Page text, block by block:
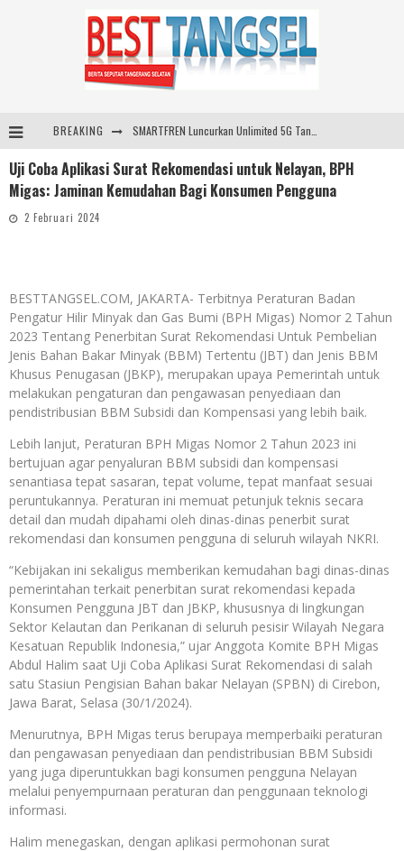
BREAKING
Sinar Mas Land Hadirkan BSD Urbanatura Eco Urban Park, Inisiatif Ruang Terbuka Hijau Inklusif untuk Kota yang Berkelanjutan
Digelar di JIExpo Kemayoran, IndoBeauty Expo 2026 Hadirkan 65 Tenant Kecantikan di 8 Negara
Uji Coba Aplikasi Surat Rekomendasi untuk Nelayan, BPH
Migas: Jaminan Kemudahan Bagi Konsumen Pengguna
2 Februari 2024
BESTTANGSEL.COM, JAKARTA- Terbitnya Peraturan Badan
Pengatur Hilir Minyak dan Gas Bumi (BPH Migas) Nomor 2 Tahun
2023 Tentang Penerbitan Surat Rekomendasi Untuk Pembelian
Jenis Bahan Bakar Minyak (BBM) Tertentu (JBT) dan Jenis BBM
Khusus Penugasan (JBKP), merupakan upaya Pemerintah untuk
melakukan pengaturan dan pengawasan penyediaan dan
pendistribusian BBM Subsidi dan Kompensasi yang lebih baik.
Lebih lanjut, Peraturan BPH Migas Nomor 2 Tahun 2023 ini
bertujuan agar penyaluran BBM subsidi dan kompensasi
senantiasa tepat sasaran, tepat volume, tepat manfaat sesuai
peruntukannya. Peraturan ini memuat petunjuk teknis secara
detail dan mudah dipahami oleh dinas-dinas penerbit surat
rekomendasi dan konsumen pengguna di seluruh wilayah NKRI.
“Kebijakan ini sekaligus memberikan kemudahan bagi dinas-dinas
pemerintahan terkait penerbitan surat rekomendasi kepada
Konsumen Pengguna JBT dan JBKP, khususnya di lingkungan
Sektor Kelautan dan Perikanan di seluruh pesisir Wilayah Negara
Kesatuan Republik Indonesia,” ujar Anggota Komite BPH Migas
Abdul Halim saat Uji Coba Aplikasi Surat Rekomendasi di salah
satu Stasiun Pengisian Bahan bakar Nelayan (SPBN) di Cirebon,
Jawa Barat, Selasa (30/1/2024).
Menurutnya, BPH Migas terus berupaya memperbaiki peraturan
dan pengawasan penyediaan dan pendistribusian BBM Subsidi
yang juga diperuntukkan bagi konsumen pengguna Nelayan
melalui penyempurnaan peraturan dan penggunaan teknologi
informasi.
Halim menegaskan, dengan aplikasi permohonan surat